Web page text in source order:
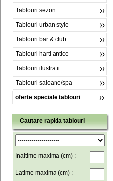
Tablouri sezon
Tablouri urban style
Tablouri bar & club
Tablouri harti antice
Tablouri ilustratii
Tablouri saloane/spa
oferte speciale tablouri
Cautare rapida tablouri
Inaltime maxima (cm) :
Latime maxima (cm) :